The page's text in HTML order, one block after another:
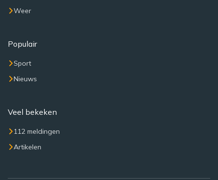
Weer
Populair
Sport
Nieuws
Veel bekeken
112 meldingen
Artikelen